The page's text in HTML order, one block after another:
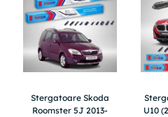
Stergatoare Skoda
Roomster 5J 2013-
U10